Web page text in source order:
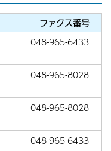
ファクス番号
048-965-6433
048-965-8028
048-965-8028
048-965-6433